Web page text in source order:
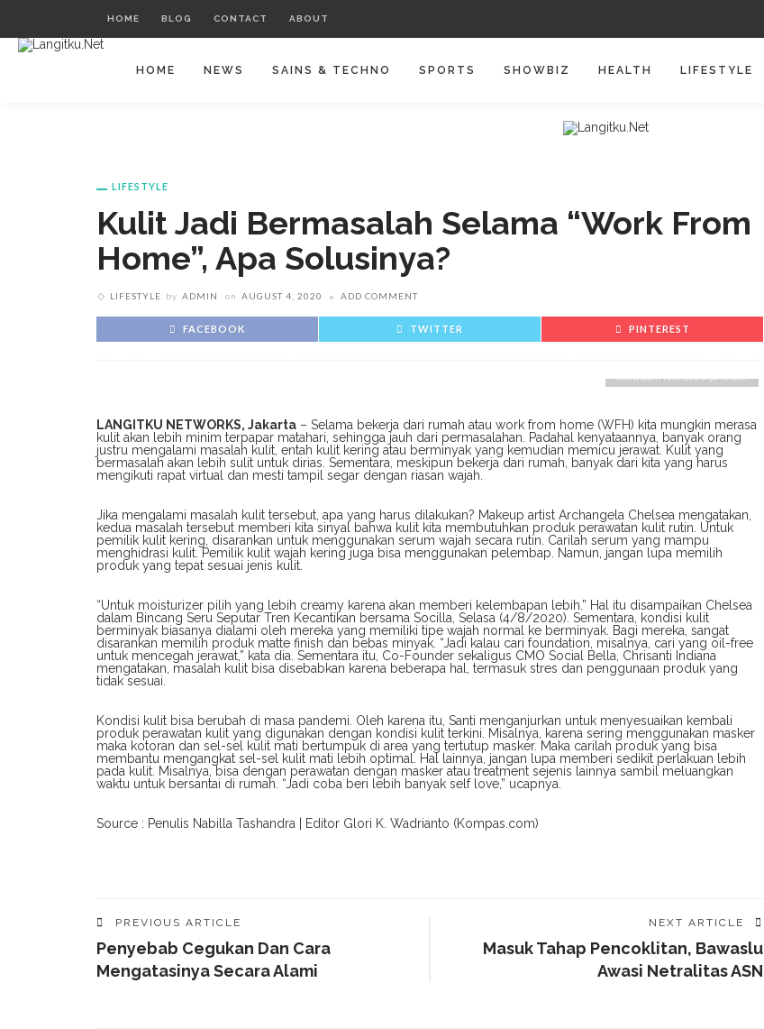
HOME BLOG CONTACT ABOUT
HOME NEWS SAINS & TECHNO SPORTS SHOWBIZ HEALTH LIFESTYLE
LIFESTYLE
Kulit Jadi Bermasalah Selama “Work From
Home”, Apa Solusinya?
LIFESTYLE by ADMIN on AUGUST 4, 2020 ADD COMMENT
FACEBOOK TWITTER PINTEREST
Ilustrasi(Thinkstockphotos)
LANGITKU NETWORKS, Jakarta – Selama bekerja dari rumah atau work from home (WFH) kita mungkin merasa
kulit akan lebih minim terpapar matahari, sehingga jauh dari permasalahan. Padahal kenyataannya, banyak orang
justru mengalami masalah kulit, entah kulit kering atau berminyak yang kemudian memicu jerawat. Kulit yang
bermasalah akan lebih sulit untuk dirias. Sementara, meskipun bekerja dari rumah, banyak dari kita yang harus
mengikuti rapat virtual dan mesti tampil segar dengan riasan wajah.
Jika mengalami masalah kulit tersebut, apa yang harus dilakukan? Makeup artist Archangela Chelsea mengatakan,
kedua masalah tersebut memberi kita sinyal bahwa kulit kita membutuhkan produk perawatan kulit rutin. Untuk
pemilik kulit kering, disarankan untuk menggunakan serum wajah secara rutin. Carilah serum yang mampu
menghidrasi kulit. Pemilik kulit wajah kering juga bisa menggunakan pelembap. Namun, jangan lupa memilih
produk yang tepat sesuai jenis kulit.
“Untuk moisturizer pilih yang lebih creamy karena akan memberi kelembapan lebih.” Hal itu disampaikan Chelsea
dalam Bincang Seru Seputar Tren Kecantikan bersama Socilla, Selasa (4/8/2020). Sementara, kondisi kulit
berminyak biasanya dialami oleh mereka yang memiliki tipe wajah normal ke berminyak. Bagi mereka, sangat
disarankan memilih produk matte finish dan bebas minyak. “Jadi kalau cari foundation, misalnya, cari yang oil-free
untuk mencegah jerawat,” kata dia. Sementara itu, Co-Founder sekaligus CMO Social Bella, Chrisanti Indiana
mengatakan, masalah kulit bisa disebabkan karena beberapa hal, termasuk stres dan penggunaan produk yang
tidak sesuai.
Kondisi kulit bisa berubah di masa pandemi. Oleh karena itu, Santi menganjurkan untuk menyesuaikan kembali
produk perawatan kulit yang digunakan dengan kondisi kulit terkini. Misalnya, karena sering menggunakan masker
maka kotoran dan sel-sel kulit mati bertumpuk di area yang tertutup masker. Maka carilah produk yang bisa
membantu mengangkat sel-sel kulit mati lebih optimal. Hal lainnya, jangan lupa memberi sedikit perlakuan lebih
pada kulit. Misalnya, bisa dengan perawatan dengan masker atau treatment sejenis lainnya sambil meluangkan
waktu untuk bersantai di rumah. “Jadi coba beri lebih banyak self love,” ucapnya.
Source : Penulis Nabilla Tashandra | Editor Glori K. Wadrianto (Kompas.com)
PREVIOUS ARTICLE
Penyebab Cegukan Dan Cara
Mengatasinya Secara Alami
NEXT ARTICLE
Masuk Tahap Pencoklitan, Bawaslu
Awasi Netralitas ASN